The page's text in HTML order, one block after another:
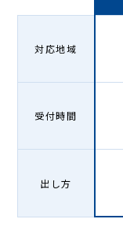
対応地域
受付時間
出し方